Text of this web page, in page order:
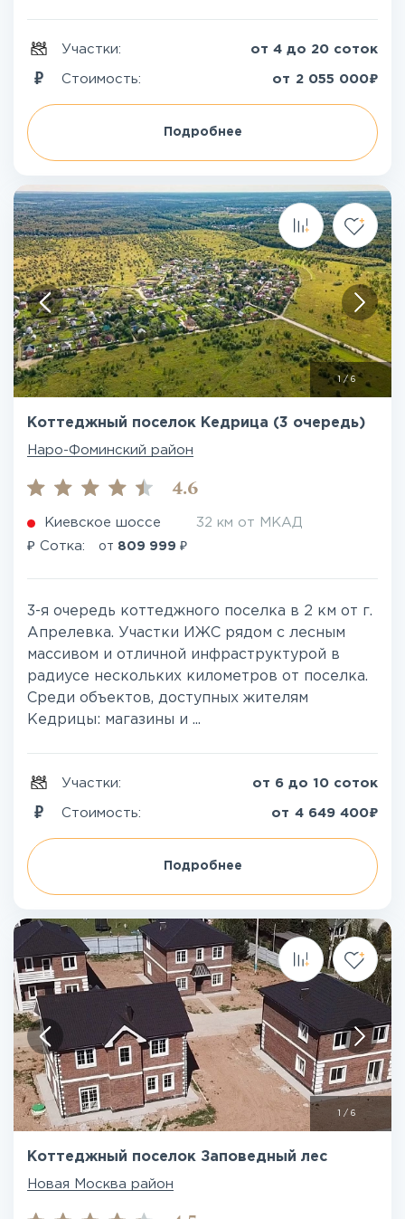
Участки: от 4 до 20 соток
Стоимость: от 2 055 000₽
Подробнее
1 / 6
Коттеджный поселок Кедрица (3 очередь)
Наро-Фоминский район
4.6
Киевское шоссе 32 км от МКАД
₽ Сотка: от 809 999 ₽
3-я очередь коттеджного поселка в 2 км от г.
Апрелевка. Участки ИЖС рядом с лесным
массивом и отличной инфраструктурой в
радиусе нескольких километров от поселка.
Среди объектов, доступных жителям
Кедрицы: магазины и ...
Участки: от 6 до 10 соток
Стоимость: от 4 649 400₽
Подробнее
/ 6
Коттеджный поселок Заповедный лес
Новая Москва район